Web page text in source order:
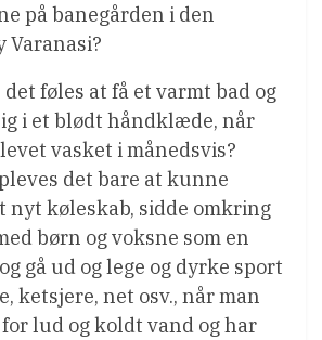
på banegården i den
Varanasi?
føles at få et varmt bad og
i et blødt håndklæde, når
vasket i månedsvis?
det bare at kunne
nyt køleskab, sidde omkring
børn og voksne som en
gå ud og lege og dyrke sport
ketsjere, net osv., når man
lud og koldt vand og har